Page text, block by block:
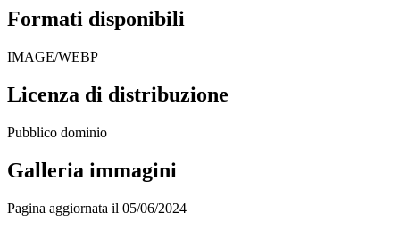
Formati disponibili
IMAGE/WEBP
Licenza di distribuzione
Pubblico dominio
Galleria immagini
Pagina aggiornata il 05/06/2024